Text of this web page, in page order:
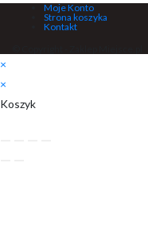
Moje Konto
Strona koszyka
Kontakt
×
×
Koszyk